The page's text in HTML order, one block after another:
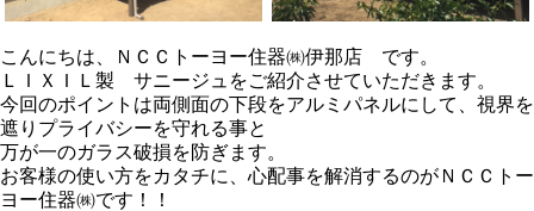
こんにちは、ＮＣＣトーヨー住器㈱伊那店 です。
ＬＩＸＩＬ製 サニージュをご紹介させていただきます。
今回のポイントは両側面の下段をアルミパネルにして、視界を
遮りプライバシーを守れる事と
万が一のガラス破損を防ぎます。
お客様の使い方をカタチに、心配事を解消するのがＮＣＣトー
ヨー住器㈱です！！